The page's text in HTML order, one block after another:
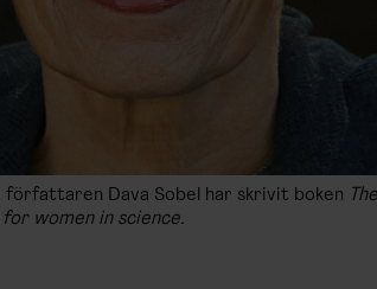
författaren Dava Sobel har skrivit boken
women in science.